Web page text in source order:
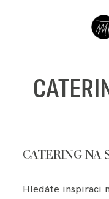
CATERING NA
Hledáte inspiraci